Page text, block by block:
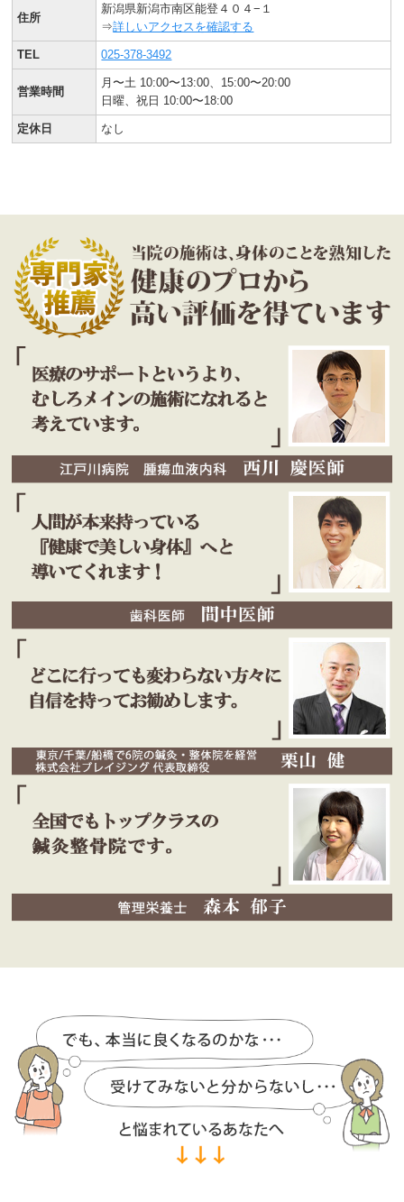
住所
新潟県新潟市南区能登４０４−１
⇒詳しいアクセスを確認する
TEL 025-378-3492
営業時間
月〜土 10:00〜13:00、15:00〜20:00
日曜、祝日 10:00〜18:00
定休日 なし